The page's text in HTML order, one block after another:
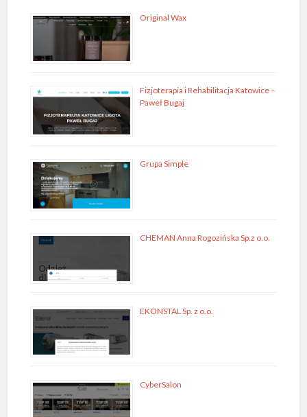
Original Wax
Fizjoterapia i Rehabilitacja Katowice –
Paweł Bugaj
Grupa Simple
CHEMAN Anna Rogozińska Sp.z o.o.
EKONSTAL Sp. z o.o.
CyberSalon